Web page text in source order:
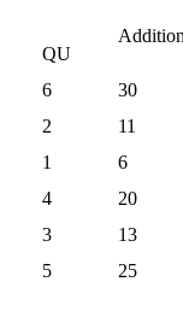
QU
6
30
2
11
1
6
4
20
3
13
5 25